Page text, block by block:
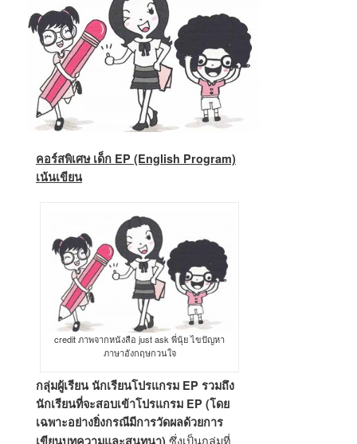
คอร์สพิเศษ เด็ก EP (English Program)
เน้นเขียน
credit ภาพจากหนังสือ just ask พี่นุ้ย ไขปัญหา
ภาษาอังกฤษกวนใจ
กลุ่มผู้เรียน นักเรียนโปรแกรม EP รวมถึง
นักเรียนที่จะสอบเข้าโปรแกรม EP (โดย
เฉพาะอย่างยิ่งกรณีมีการวัดผลด้วยการ
ซึ่งเป็นกลุ่มที่